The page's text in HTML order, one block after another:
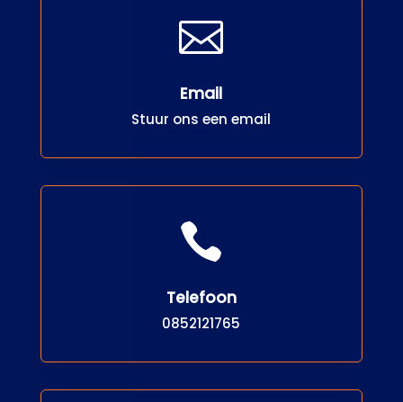

Email
Stuur ons een email

Telefoon
0852121765